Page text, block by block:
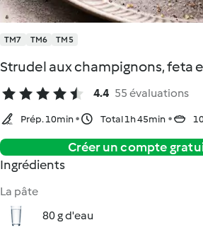
TM7 TM6 TM5
Strudel aux champignons, feta
4.4 55 évaluations
Prép. 10min Total 1h 45min
Créer un compte
Ingrédients
La pâte
80 g d'eau